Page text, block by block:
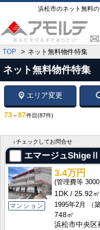
浜松市のネット無料
TOP ネット無料物件特集
ネット無料物件特集
エリア変更
73～87件目 (87件)
↓チェックしてお問合せ
エマージュShigeⅡ
マンション
3.4万円
1DK
25.92㎡
1995年2月
（
748㎡
浜松市中央区